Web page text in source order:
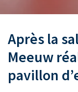
Après la
Meeuw
pavillon